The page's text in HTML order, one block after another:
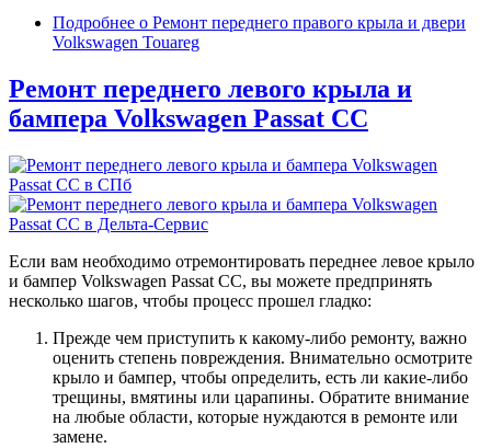
Подробнее о Ремонт переднего правого крыла и двери
Volkswagen Touareg
Ремонт переднего левого крыла и
бампера Volkswagen Passat CC
Если вам необходимо отремонтировать переднее левое крыло
и бампер Volkswagen Passat CC, вы можете предпринять
несколько шагов, чтобы процесс прошел гладко:
Прежде чем приступить к какому-либо ремонту, важно
оценить степень повреждения. Внимательно осмотрите
крыло и бампер, чтобы определить, есть ли какие-либо
трещины, вмятины или царапины. Обратите внимание
на любые области, которые нуждаются в ремонте или
замене.